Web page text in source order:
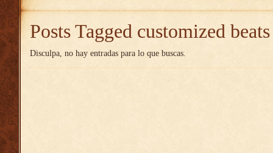
Posts Tagged customized beats
Disculpa, no hay entradas para lo que buscas.